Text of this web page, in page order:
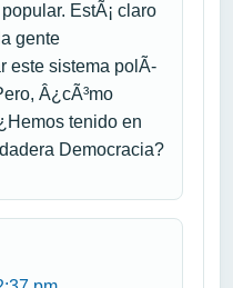
EstÃ¡ claro
gente
este sistema polÃ­
Â¿cÃ³mo
tenido en
Democracia?